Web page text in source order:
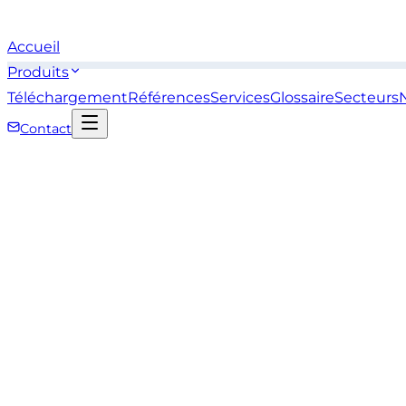
Accueil
Produits
TéléchargementRéférencesServicesGlossaireSecteurs
Contact